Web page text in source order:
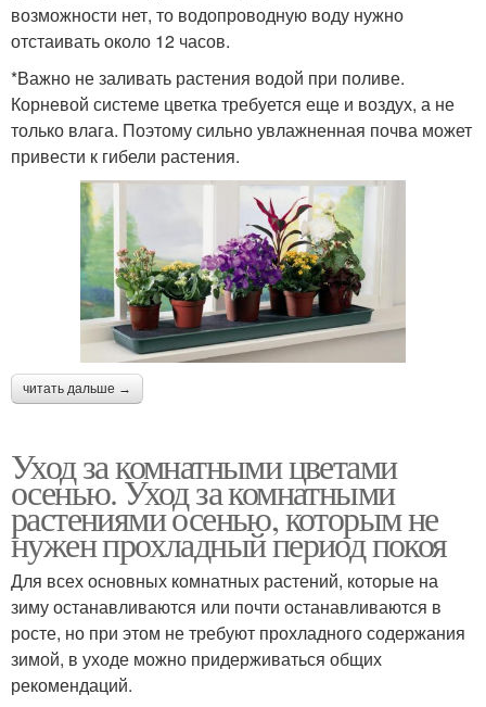
возможности нет, то водопроводную воду нужно
отстаивать около 12 часов.
*Важно не заливать растения водой при поливе.
Корневой системе цветка требуется еще и воздух, а не
только влага. Поэтому сильно увлажненная почва может
привести к гибели растения.
читать дальше →
Уход за комнатными цветами
осенью. Уход за комнатными
растениями осенью, которым не
нужен прохладный период покоя
Для всех основных комнатных растений, которые на
зиму останавливаются или почти останавливаются в
росте, но при этом не требуют прохладного содержания
зимой, в уходе можно придерживаться общих
рекомендаций.